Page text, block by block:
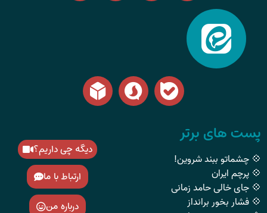
پست های برتر
💠 چشماتو ببند شروین!
💠 پرچم ایران
💠 جای خالی حامد زمانی
💠 فشار بخور برانداز
دیگه چی داریم؟
ارتباط با ما
درباره من